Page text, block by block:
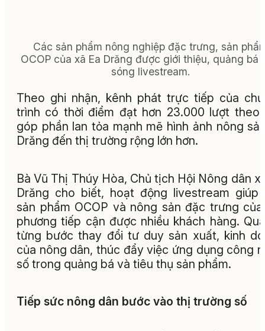
Các sản phẩm nông nghiệp đặc trưng, sản
OCOP của xã Ea Drăng được giới thiệu, quảng bá
sóng livestream.
Theo ghi nhận, kênh phát trực tiếp của
trình có thời điểm đạt hơn 23.000 lượt theo
góp phần lan tỏa mạnh mẽ hình ảnh nông
Drăng đến thị trường rộng lớn hơn.
Bà Vũ Thị Thúy Hòa, Chủ tịch Hội Nông dân
Drăng cho biết, hoạt động livestream giúp
sản phẩm OCOP và nông sản đặc trưng
phương tiếp cận được nhiều khách hàng.
từng bước thay đổi tư duy sản xuất, kinh
của nông dân, thúc đẩy việc ứng dụng công
số trong quảng bá và tiêu thụ sản phẩm.
Tiếp sức nông dân bước vào thị trường số